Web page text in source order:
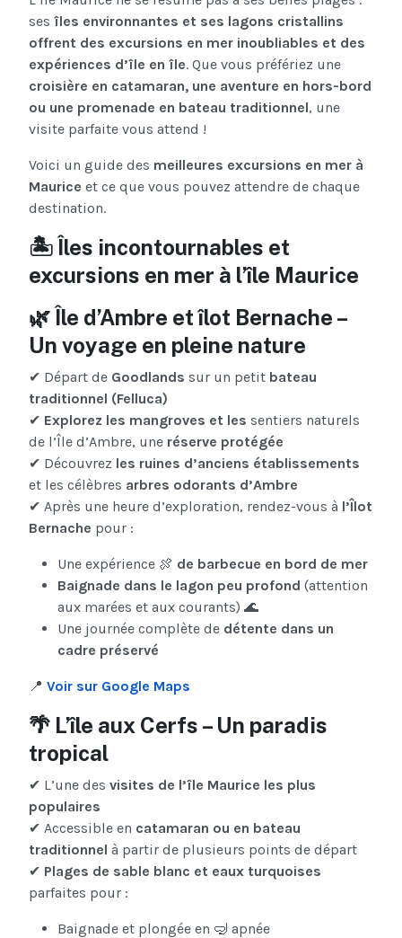
ses îles environnantes et ses lagons cristallins
offrent des excursions en mer inoubliables et des
expériences d’île en île. Que vous préfériez une
croisière en catamaran, une aventure en hors-bord
ou une promenade en bateau traditionnel, une
visite parfaite vous attend !
Voici un guide des meilleures excursions en mer à
Maurice et ce que vous pouvez attendre de chaque
destination.
🏝 Îles incontournables et
excursions en mer à l’île Maurice
🌿 Île d’Ambre et îlot Bernache –
Un voyage en pleine nature
✔ Départ de Goodlands sur un petit bateau
traditionnel (Felluca)
✔ Explorez les mangroves et les sentiers naturels
de l’Île d’Ambre, une réserve protégée
✔ Découvrez les ruines d’anciens établissements
et les célèbres arbres odorants d’Ambre
✔ Après une heure d’exploration, rendez-vous à l’Îlot
Bernache pour :
Une expérience 🍖 de barbecue en bord de mer
Baignade dans le lagon peu profond (attention
aux marées et aux courants) 🌊
Une journée complète de détente dans un
cadre préservé
📍 Voir sur Google Maps
🌴 L’île aux Cerfs – Un paradis
tropical
✔ L’une des visites de l’île Maurice les plus
populaires
✔ Accessible en catamaran ou en bateau
traditionnel à partir de plusieurs points de départ
✔ Plages de sable blanc et eaux turquoises
parfaites pour :
Baignade et plongée en 🤿 apnée